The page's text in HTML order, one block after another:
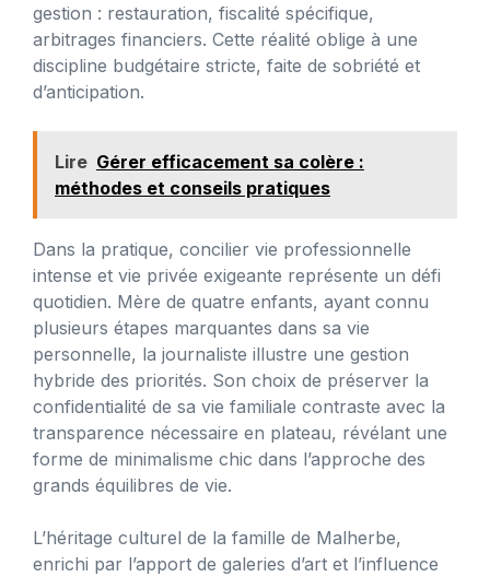
gestion : restauration, fiscalité spécifique,
arbitrages financiers. Cette réalité oblige à une
discipline budgétaire stricte, faite de sobriété et
d’anticipation.
Lire Gérer efficacement sa colère :
méthodes et conseils pratiques
Dans la pratique, concilier vie professionnelle
intense et vie privée exigeante représente un défi
quotidien. Mère de quatre enfants, ayant connu
plusieurs étapes marquantes dans sa vie
personnelle, la journaliste illustre une gestion
hybride des priorités. Son choix de préserver la
confidentialité de sa vie familiale contraste avec la
transparence nécessaire en plateau, révélant une
forme de minimalisme chic dans l’approche des
grands équilibres de vie.
L’héritage culturel de la famille de Malherbe,
enrichi par l’apport de galeries d’art et l’influence